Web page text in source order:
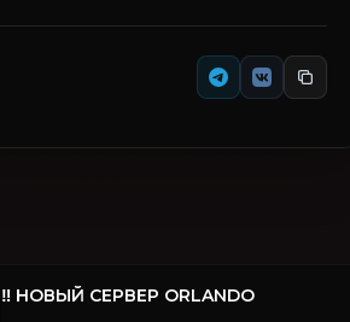
‼️ НОВЫЙ СЕРВЕР ORLANDO